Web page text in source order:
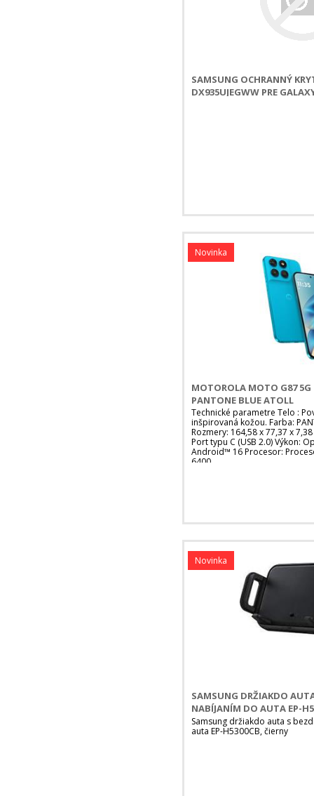
SAMSUNG OCHRANNÝ
DX935UJEGWW PRE
MOTOROLA MOTO G87
PANTONE BLUE ATOLL
Technické parametre Telo :
inšpirovaná kožou. Farba:
Rozmery: 164,58 x 77,37 x
Port typu C (USB 2.0) Výkon:
Android™ 16 Procesor:
6400
Novinka
SAMSUNG DRŽIAKDO
NABÍJANÍM DO AUTA EP-
Samsung držiakdo auta s
auta EP-H5300CB, čierny
Novinka